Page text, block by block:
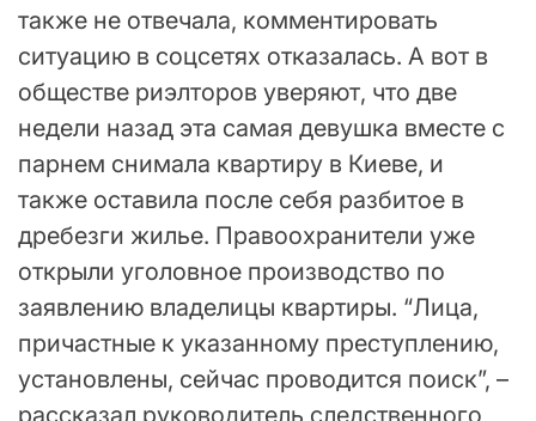
также не отвечала, комментировать
ситуацию в соцсетях отказалась. А вот в
обществе риэлторов уверяют, что две
недели назад эта самая девушка вместе с
парнем снимала квартиру в Киеве, и
также оставила после себя разбитое в
дребезги жилье. Правоохранители уже
открыли уголовное производство по
заявлению владелицы квартиры. “Лица,
причастные к указанному преступлению,
установлены, сейчас проводится поиск”, –
рассказал руководитель следственного